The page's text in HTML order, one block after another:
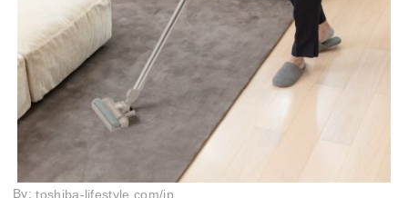
By:toshiba-lifestyle.com/jp